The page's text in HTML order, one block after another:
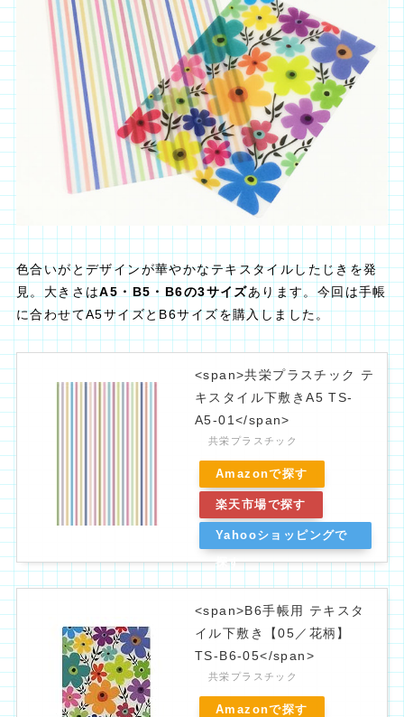
色合いがとデザインが華やかなテキスタイルしたじきを発
見。大きさはA5・B5・B6の3サイズあります。今回は手帳
に合わせてA5サイズとB6サイズを購入しました。
<span>共栄プラスチック テ
キスタイル下敷きA5 TS-
A5-01</span>
共栄プラスチック
Amazonで探す
楽天市場で探す
Yahooショッピングで
探す
<span>B6手帳用 テキスタ
イル下敷き【05／花柄】
TS-B6-05</span>
共栄プラスチック
Amazonで探す